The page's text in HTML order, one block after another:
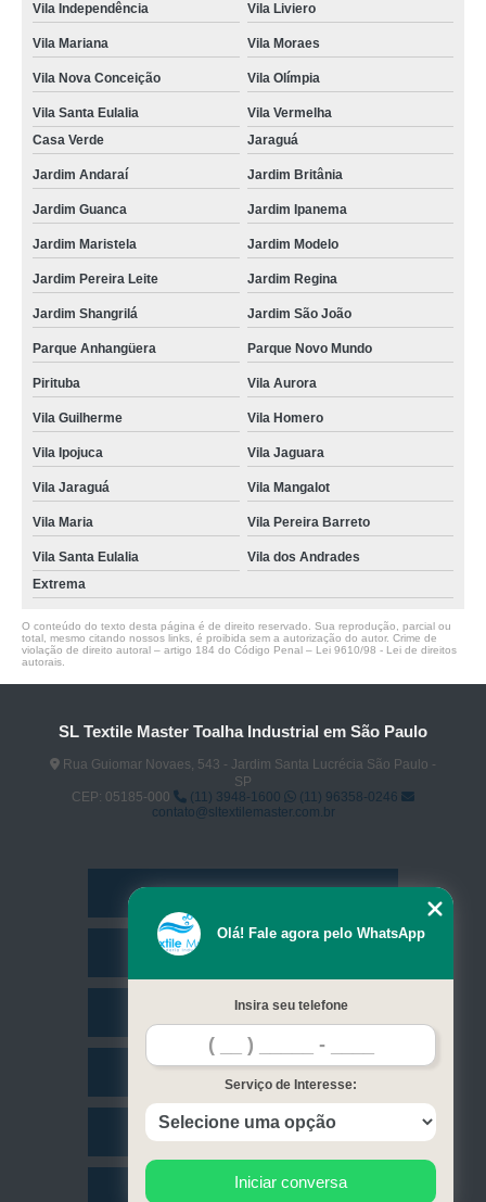
Vila Independência Vila Liviero
Vila Mariana Vila Moraes
Vila Nova Conceição Vila Olímpia
Vila Santa Eulalia
Vila Vermelha
Casa Verde
Jaraguá
Jardim Andaraí Jardim Britânia
Jardim Guanca Jardim Ipanema
Jardim Maristela Jardim Modelo
Jardim Pereira Leite Jardim Regina
Jardim Shangrilá Jardim São João
Parque Anhangüera Parque Novo Mundo
Pirituba Vila Aurora
Vila Guilherme Vila Homero
Vila Ipojuca Vila Jaguara
Vila Jaraguá Vila Mangalot
Vila Maria Vila Pereira Barreto
Vila Santa Eulalia
Vila dos Andrades
Extrema
O conteúdo do texto desta página é de direito reservado. Sua reprodução, parcial ou
total, mesmo citando nossos links, é proibida sem a autorização do autor. Crime de
violação de direito autoral – artigo 184 do Código Penal – Lei 9610/98 - Lei de direitos
autorais
SL Textile Master Toalha Industrial em São Paulo
Rua Guiomar Novaes, 543 - Jardim Santa Lucrécia São Paulo -
SP
CEP: 05185-000
(11) 3948-1600
(11) 96358-0246
contato@sltextilemaster.com.br
Missão
Contato
Mapa do site
Olá! Fale agora pelo WhatsApp
Insira seu telefone
Serviço de Interesse:
Iniciar conversa